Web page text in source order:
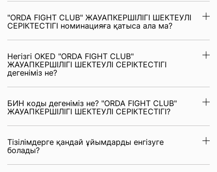
"ORDA FIGHT CLUB" ЖАУАПКЕРШІЛІГІ ШЕКТЕУЛІ
СЕРІКТЕСТІГІ номинацияға қатыса ала ма?
Негізгі OKED "ORDA FIGHT CLUB"
ЖАУАПКЕРШІЛІГІ ШЕКТЕУЛІ СЕРІКТЕСТІГІ
дегеніміз не?
БИН коды дегеніміз не? "ORDA FIGHT CLUB"
ЖАУАПКЕРШІЛІГІ ШЕКТЕУЛІ СЕРІКТЕСТІГІ?
Тізілімдерге қандай ұйымдарды енгізуге
болады?